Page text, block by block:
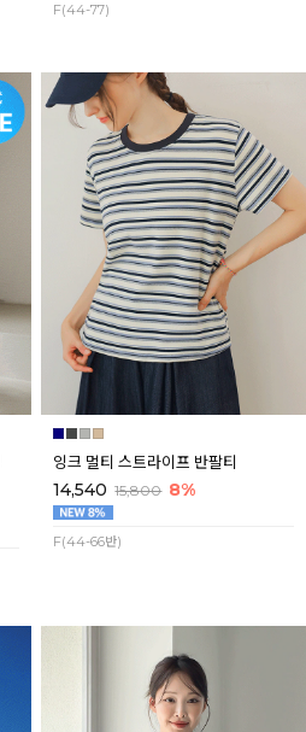
F(44-77)
잉크 멀티 스트라이프 반팔티
14,540 15,800 8%
F(44-66반)